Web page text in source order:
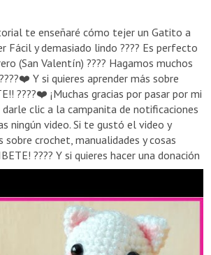
te enseñaré cómo tejer un Gatito a
Fácil y demasiado lindo ???? Es perfecto
(San Valentín) ???? Hagamos muchos
Y si quieres aprender más sobre
????❤️ ¡Muchas gracias por pasar por mi
clic a la campanita de notificaciones
ningún video. Si te gustó el video y
sobre crochet, manualidades y cosas
???? Y si quieres hacer una donación
Gracias puedes hacerlo, lo apreciaré
CatartistMx⭐️Instagram:
catartist_mx⭐️Tiktok:
@catartistmx
Aquí puedes encontrar